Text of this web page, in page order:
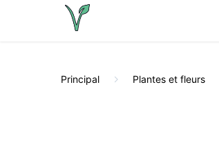
Principal Plantes et fleurs